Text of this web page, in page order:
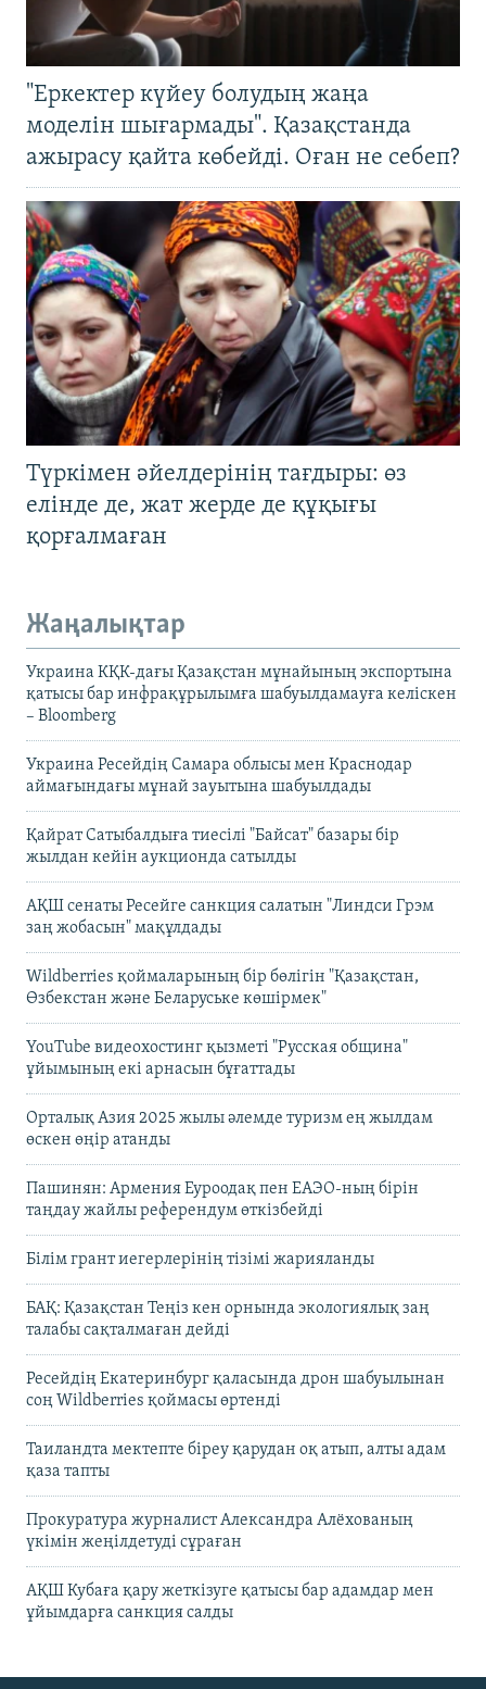
"Еркектер күйеу болудың жаңа
моделін шығармады". Қазақстанда
ажырасу қайта көбейді. Оған не себеп?
Түркімен әйелдерінің тағдыры: өз
елінде де, жат жерде де құқығы
қорғалмаған
Жаңалықтар
Украина КҚК-дағы Қазақстан мұнайының экспортына
қатысы бар инфрақұрылымға шабуылдамауға келіскен
– Bloomberg
Украина Ресейдің Самара облысы мен Краснодар
аймағындағы мұнай зауытына шабуылдады
Қайрат Сатыбалдыға тиесілі "Байсат" базары бір
жылдан кейін аукционда сатылды
АҚШ сенаты Ресейге санкция салатын "Линдси Грэм
заң жобасын" мақұлдады
Wildberries қоймаларының бір бөлігін "Қазақстан,
Өзбекстан және Беларуське көшірмек"
YouTube видеохостинг қызметі "Русская община"
ұйымының екі арнасын бұғаттады
Орталық Азия 2025 жылы әлемде туризм ең жылдам
өскен өңір атанды
Пашинян: Армения Еуроодақ пен ЕАЭО-ның бірін
таңдау жайлы референдум өткізбейді
Білім грант иегерлерінің тізімі жарияланды
БАҚ: Қазақстан Теңіз кен орнында экологиялық заң
талабы сақталмаған дейді
Ресейдің Екатеринбург қаласында дрон шабуылынан
соң Wildberries қоймасы өртенді
Таиландта мектепте біреу қарудан оқ атып, алты адам
қаза тапты
Прокуратура журналист Александра Алёхованың
үкімін жеңілдетуді сұраған
АҚШ Кубаға қару жеткізуге қатысы бар адамдар мен
ұйымдарға санкция салды